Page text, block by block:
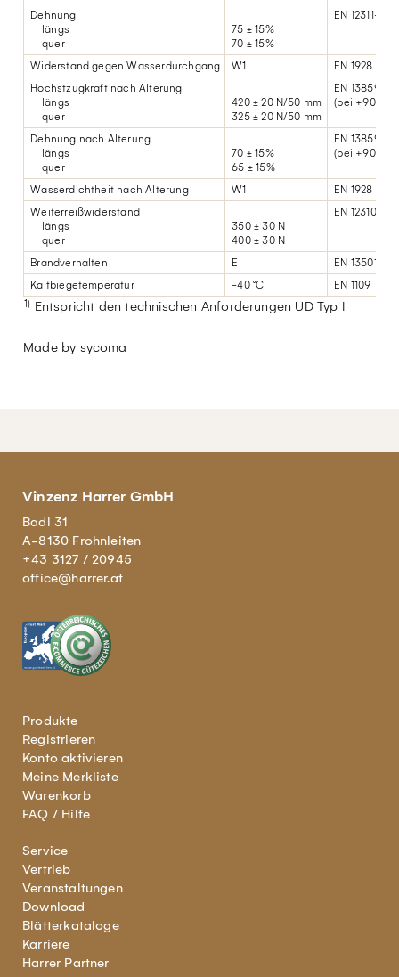
Dehnung
längs
quer
75 ± 15%
70 ± 15%
EN 12311-2
Widerstand gegen Wasserdurchgang W1
EN 1928
Höchstzugkraft nach Alterung
längs
quer
420 ± 20 N/50 mm
325 ± 20 N/50 mm
EN 13859-1
(bei +90 °C
Dehnung nach Alterung
längs
quer
70 ± 15%
65 ± 15%
EN 13859-1
(bei +90 °C
Wasserdichtheit nach Alterung W1
EN 1928
Weiterreißwiderstand
längs
quer
350 ± 30 N
400 ± 30 N
EN 12310-1
Brandverhalten E
EN 13501-1
Kaltbiegetemperatur
-40 °C EN 1109
1) Entspricht den technischen Anforderungen UD Typ I
Made by sycoma
Vinzenz Harrer GmbH
Badl 31
A-8130 Frohnleiten
+43 3127 / 20945
office@harrer.at
Produkte
Registrieren
Konto aktivieren
Meine Merkliste
Warenkorb
FAQ / Hilfe
Service
Vertrieb
Veranstaltungen
Download
Blätterkataloge
Karriere
Harrer Partner